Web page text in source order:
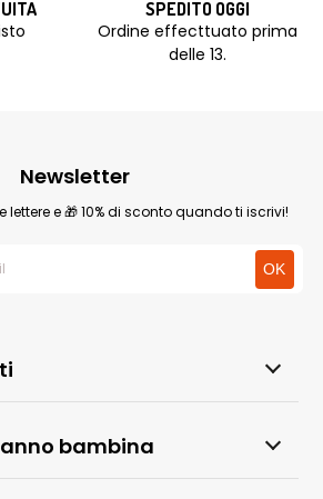
SPEDITO OGGI
Ordine effecttuato prima
delle 13.
bambina
Newsletter
lettere e 🎁 10% di sconto quando ti iscrivi!